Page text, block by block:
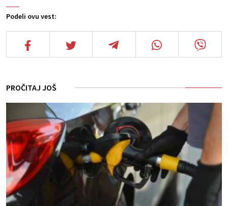
Podeli ovu vest:
PROČITAJ JOŠ